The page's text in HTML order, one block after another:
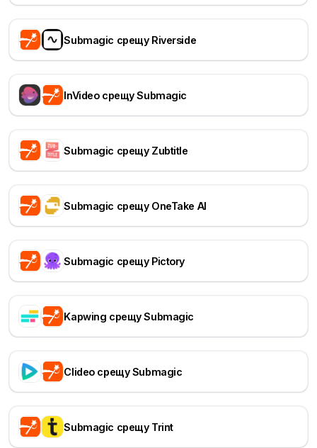
Submagic срещу Riverside
InVideo срещу Submagic
Submagic срещу Zubtitle
Submagic срещу OneTake AI
Submagic срещу Pictory
Kapwing срещу Submagic
Clideo срещу Submagic
Submagic срещу Trint